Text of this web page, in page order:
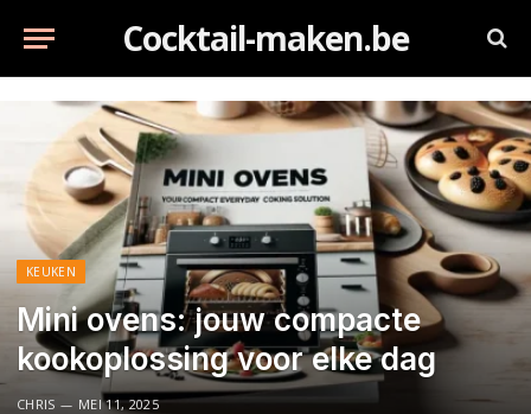
Cocktail-maken.be
KEUKEN
Mini ovens: jouw compacte
kookoplossing voor elke dag
CHRIS MEI 11, 2025